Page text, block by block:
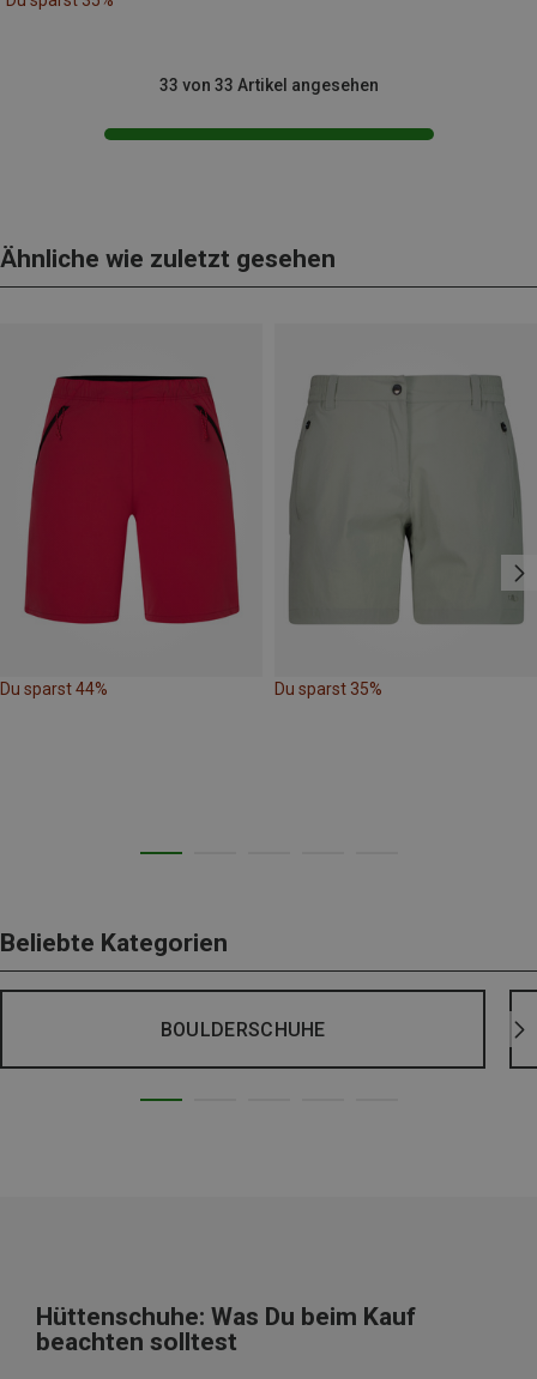
33 von 33 Artikel angesehen
Ähnliche wie zuletzt gesehen
Du sparst 44% Du sparst 35%
Beliebte Kategorien
BOULDERSCHUHE
Hüttenschuhe: Was Du beim Kauf
beachten solltest